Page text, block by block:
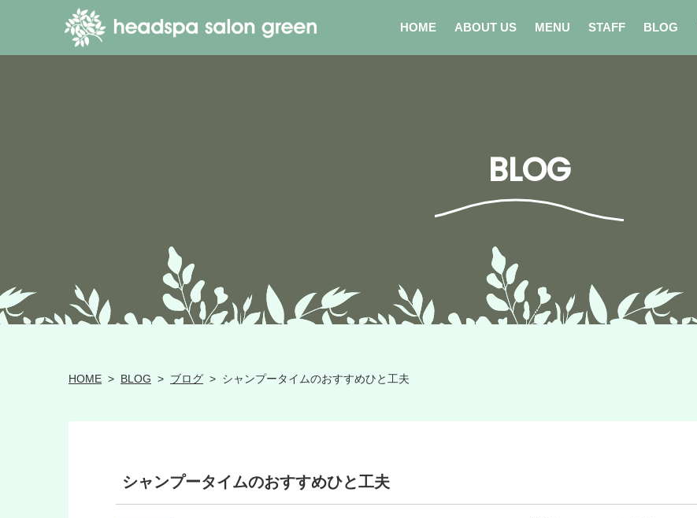
HOME ABOUT US MENU STAFF BLOG
BLOG
HOME > BLOG > ブログ > シャンプータイムのおすすめひと工夫
シャンプータイムのおすすめひと工夫